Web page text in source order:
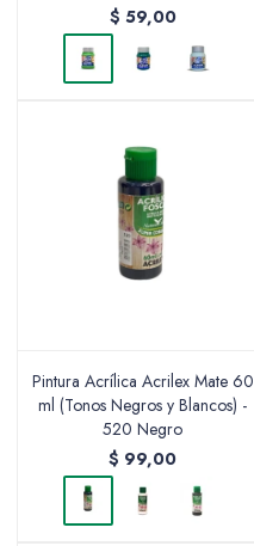
$ 59,00
Pintura Acrílica Acrilex Mate 60
ml (Tonos Negros y Blancos) -
520 Negro
$ 99,00